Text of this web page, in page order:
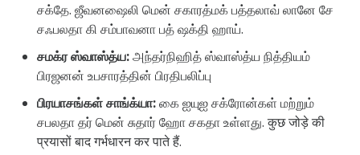
சக்தே. ஜீவனஷைலி மென் சகாரத்மக் பத்தலாவ் லானே சே
சஃபலதா கி சம்பாவனா பத் ஷக்தி ஹாய்.
சமக்ர ஸ்வாஸ்த்ய:அந்தர்நிஹித் ஸ்வாஸ்த்ய நித்தியம்
பிரஜனன் உபசாரத்தின் பிரதிபலிப்பு
பிரயாசங்கள் சாங்க்யா:கை ஐயுஐ சக்ரோன்கள் மற்றும்
சபலதா தர் மென் சுதார் ஹோ சகதா உள்ளது. कुछ जोड़े की
प्रयासों बाद गर्भधारन कर पाते हैं.